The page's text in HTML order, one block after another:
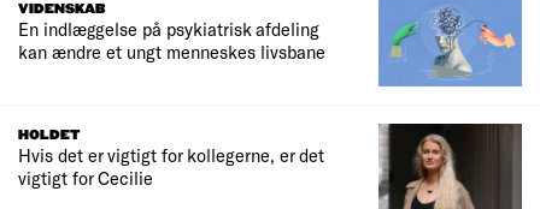
VIDENSKAB
En indlæggelse på psykiatrisk afdeling
kan ændre et ungt menneskes livsbane
HOLDET
Hvis det er vigtigt for kollegerne, er det
vigtigt for Cecilie